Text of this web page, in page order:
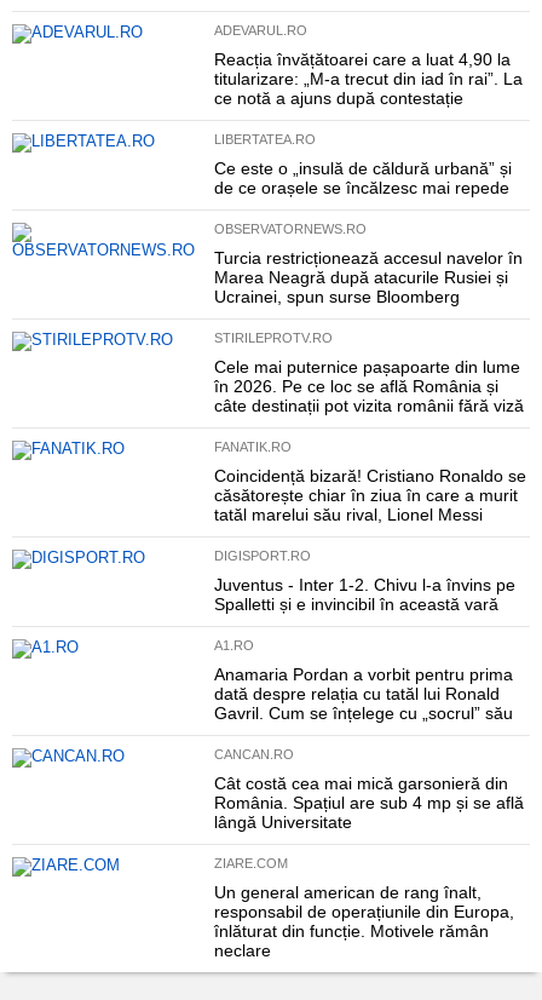
ADEVARUL.RO
Reacția învățătoarei care a luat 4,90 la
titularizare: „M-a trecut din iad în rai”. La
ce notă a ajuns după contestație
LIBERTATEA.RO
Ce este o „insulă de căldură urbană” și
de ce orașele se încălzesc mai repede
OBSERVATORNEWS.RO
Turcia restricționează accesul navelor în
Marea Neagră după atacurile Rusiei și
Ucrainei, spun surse Bloomberg
STIRILEPROTV.RO
Cele mai puternice pașapoarte din lume
în 2026. Pe ce loc se află România și
câte destinații pot vizita românii fără viză
FANATIK.RO
Coincidență bizară! Cristiano Ronaldo se
căsătorește chiar în ziua în care a murit
tatăl marelui său rival, Lionel Messi
DIGISPORT.RO
Juventus - Inter 1-2. Chivu l-a învins pe
Spalletti și e invincibil în această vară
A1.RO
Anamaria Pordan a vorbit pentru prima
dată despre relația cu tatăl lui Ronald
Gavril. Cum se înțelege cu „socrul” său
CANCAN.RO
Cât costă cea mai mică garsonieră din
România. Spațiul are sub 4 mp și se află
lângă Universitate
ZIARE.COM
Un general american de rang înalt,
responsabil de operațiunile din Europa,
înlăturat din funcție. Motivele rămân
neclare